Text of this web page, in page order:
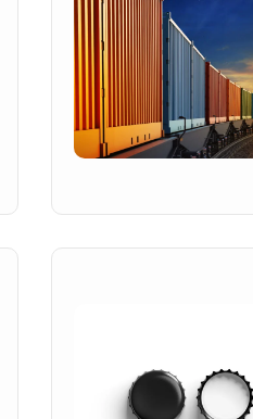
Soyad *
Pozisyon
Telefon Numarası*